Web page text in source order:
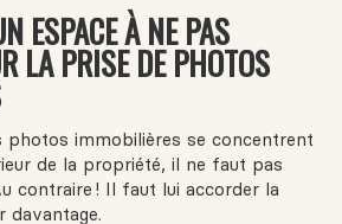
ESPACE À NE PAS
LA PRISE DE PHOTOS
photos immobilières se concentrent
de la propriété, il ne faut pas
contraire ! Il faut lui accorder la
davantage.